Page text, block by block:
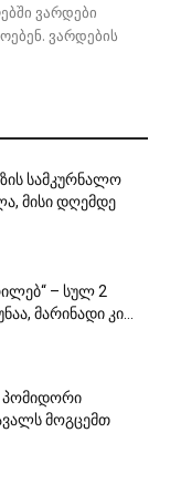
ვარდები
ვარდების
სამკურნალო
მისი დღემდე
– სულ 2
მარინადი კი...
პომიდორი
მოგცემთ